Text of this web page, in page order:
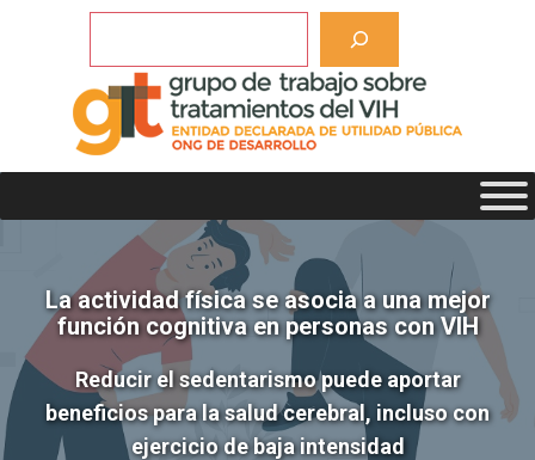
La actividad física se asocia a una mejor
función cognitiva en personas con VIH
Reducir el sedentarismo puede aportar
beneficios para la salud cerebral, incluso con
ejercicio de baja intensidad